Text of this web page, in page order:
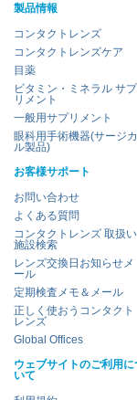
製品情報
コンタクトレンズ
コンタクトレンズケア
目薬
ビタミン・ミネラル サプ
リメント
一般用サプリメント
眼科用手術機器(サージカ
ル製品)
お客様サポート
お問い合わせ
よくある質問
コンタクトレンズ 取扱い
施設検索
レンズ交換日お知らせメ
ール
定期検査メモ＆メール
正しく使おうコンタクト
レンズ
Global Offices
ウェブサイトのご利用に
いて